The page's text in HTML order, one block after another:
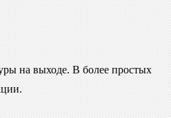
на выходе. В более простых